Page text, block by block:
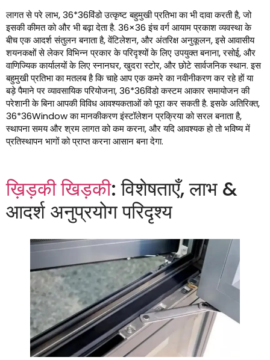
लागत से परे लाभ, 36*36विंडो उत्कृष्ट बहुमुखी प्रतिभा का भी दावा करती है, जो
इसकी कीमत को और भी बढ़ा देता है. 36×36 इंच वर्ग आयाम प्रकाश व्यवस्था के
बीच एक आदर्श संतुलन बनाता है, वेंटिलेशन, और अंतरिक्ष अनुकूलन, इसे आवासीय
शयनकक्षों से लेकर विभिन्न प्रकार के परिदृश्यों के लिए उपयुक्त बनाना, रसोई, और
वाणिज्यिक कार्यालयों के लिए स्नानघर, खुदरा स्टोर, और छोटे सार्वजनिक स्थान. इस
बहुमुखी प्रतिभा का मतलब है कि चाहे आप एक कमरे का नवीनीकरण कर रहे हों या
बड़े पैमाने पर व्यावसायिक परियोजना, 36*36विंडो कस्टम आकार समायोजन की
परेशानी के बिना आपकी विविध आवश्यकताओं को पूरा कर सकती है. इसके अतिरिक्त,
36*36Window का मानकीकरण इंस्टॉलेशन प्रक्रिया को सरल बनाता है,
स्थापना समय और श्रम लागत को कम करना, और यदि आवश्यक हो तो भविष्य में
प्रतिस्थापन भागों को प्राप्त करना आसान बना देगा.
ख़िड़की खिड़की: विशेषताएँ, लाभ &
आदर्श अनुप्रयोग परिदृश्य